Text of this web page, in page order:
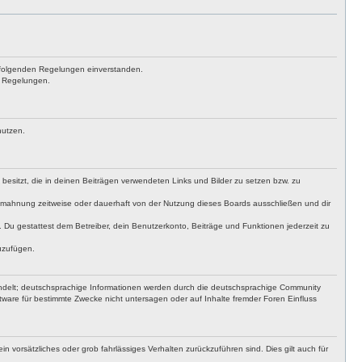
Regelungen einverstanden.
die in deinen Beiträgen verwendeten Links und Bilder zu setzen bzw. zu
zeitweise oder dauerhaft von der Nutzung dieses Boards ausschließen und dir
gestattest dem Betreiber, dein Benutzerkonto, Beiträge und Funktionen jederzeit zu
deutschsprachige Informationen werden durch die deutschsprachige Community
für bestimmte Zwecke nicht untersagen oder auf Inhalte fremder Foren Einfluss
vorsätzliches oder grob fahrlässiges Verhalten zurückzuführen sind. Dies gilt auch für